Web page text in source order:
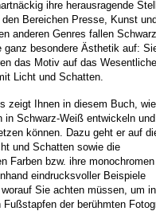
ihre herausragende
Bereichen Presse, Kunst
anderen Genres fallen
ganz besondere Ästhetik auf:
das Motiv auf das
Licht und Schatten.
zeigt Ihnen in diesem Buch,
in Schwarz-Weiß entwickeln und
können. Dazu geht er auf
und Schatten sowie die
Farben bzw. ihre monochromen
eindrucksvoller Beispiele
Sie achten müssen, um
Fußstapfen der berühmten